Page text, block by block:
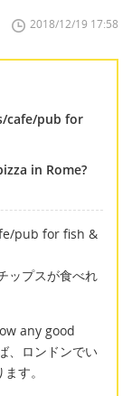
2018/12/19 17:58
cafe/pub for
in Rome?
pub for fish &
ップスが食べれ
any good
ロンドンでい
す。